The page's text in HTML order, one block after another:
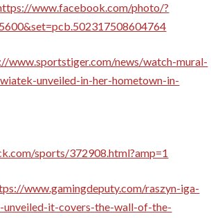
www.facebook.com/photo/?
www.sportstiger.com/news/watch-mural-
unveiled-in-her-hometown-in-
sports/372908.html?amp=1
www.gamingdeputy.com/raszyn-iga-
unveiled-it-covers-the-wall-of-the-